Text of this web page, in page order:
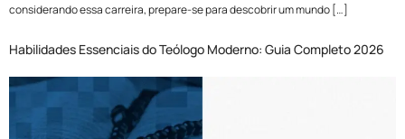
considerando essa carreira, prepare-se para descobrir um mundo […]
Habilidades Essenciais do Teólogo Moderno: Guia Completo 2026